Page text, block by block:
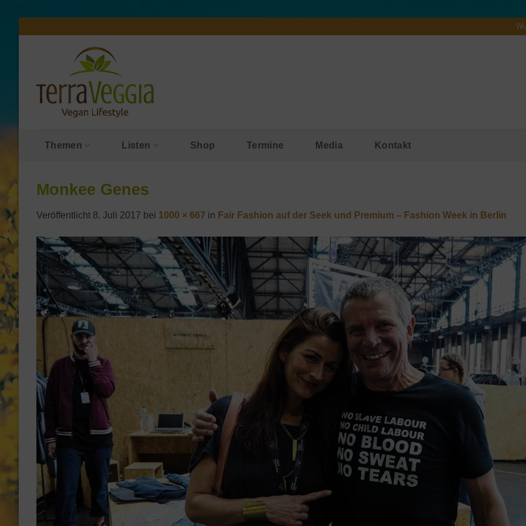
Themen Listen Shop Termine Media Kontakt
Monkee Genes
Veröffentlicht 8. Juli 2017 bei 1000 × 667 in Fair Fashion auf der Seek und Premium – Fashion Week in Berlin